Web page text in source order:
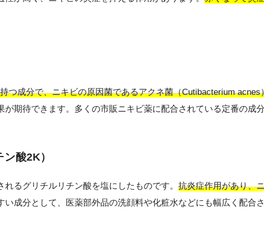
つ成分で、ニキビの原因菌であるアクネ菌（Cutibacterium
期待できます。多くの市販ニキビ薬に配合されている定番の成分
酸2K）
るグリチルリチン酸を塩にしたものです。 抗炎症作用があり、
成分として、医薬部外品の洗顔料や化粧水などにも幅広く配合さ